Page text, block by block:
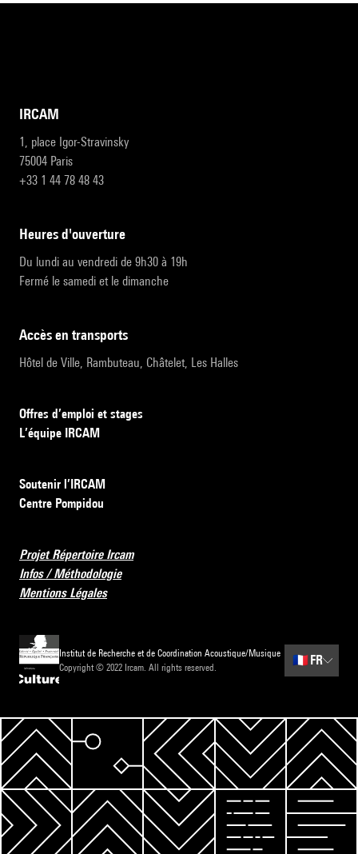
IRCAM
1, place Igor-Stravinsky
75004 Paris
+33 1 44 78 48 43
heures d'ouverture
Du lundi au vendredi de 9h30 à 19h
Fermé le samedi et le dimanche
accès en transports
Hôtel de Ville, Rambuteau, Châtelet, Les Halles
Offres d’emploi et stages
L’équipe IRCAM
Soutenir l’IRCAM
Centre Pompidou
Projet Répertoire Ircam
Infos / Méthodologie
Mentions Légales
Institut de Recherche et de Coordination Acoustique/Musique
Copyright © 2022 Ircam. All rights reserved.
🇫🇷 FR